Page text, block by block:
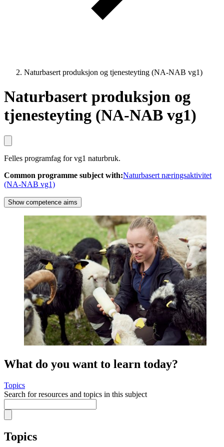
Naturbasert produksjon og tjenesteyting (NA-NAB vg1)
Naturbasert produksjon og
tjenesteyting (NA-NAB vg1)
Felles programfag for vg1 naturbruk.
Common programme subject with:Naturbasert næringsaktivitet
(NA-NAB vg1)
Show competence aims
What do you want to learn today?
Topics
Search for resources and topics in this subject
Topics